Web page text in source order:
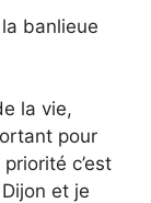
banlieue
la vie,
pour
c’est
et je